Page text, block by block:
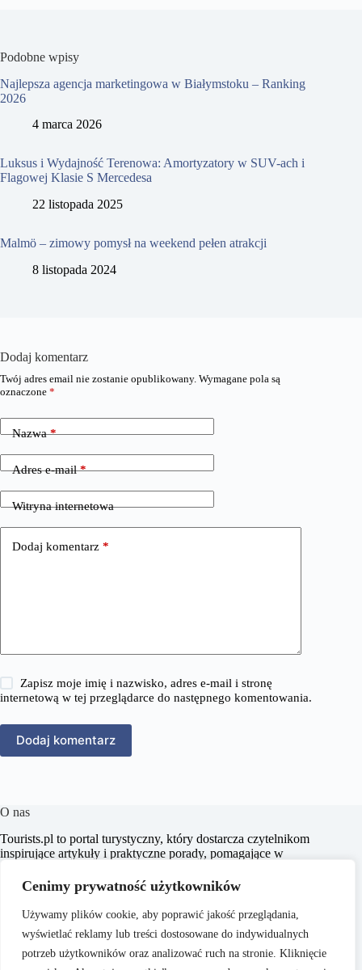
Cenimy prywatność użytkowników
Używamy plików cookie, aby poprawić jakość przeglądania,
wyświetlać reklamy lub treści dostosowane do indywidualnych
potrzeb użytkowników oraz analizować ruch na stronie. Kliknięcie
Podobne wpisy
Najlepsza agencja marketingowa w Białymstoku – Ranking
2026
4 marca 2026
Luksus i Wydajność Terenowa: Amortyzatory w SUV-ach i
Flagowej Klasie S Mercedesa
22 listopada 2025
Malmö – zimowy pomysł na weekend pełen atrakcji
8 listopada 2024
Dodaj komentarz
Twój adres email nie zostanie opublikowany. Wymagane pola są
oznaczone *
Nazwa*
Adres e-mail*
Witryna internetowa
Dodaj komentarz *
Zapisz moje imię i nazwisko, adres e-mail i stronę
internetową w tej przeglądarce do następnego komentowania.
Dodaj komentarz
O nas
​Tourists.pl to portal turystyczny, który dostarcza czytelnikom
inspirujące artykuły i praktyczne porady, pomagające w
wspieranie pasjonatów turystyki w odkrywaniu nowych
miejsc oraz kultur, dostarczając rzetelnych i aktualnych
informacji.